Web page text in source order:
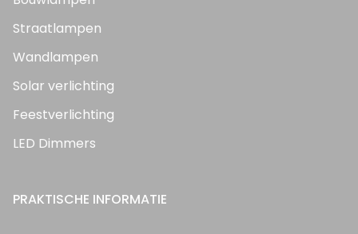
Straatlampen
Wandlampen
Solar verlichting
Feestverlichting
LED Dimmers
PRAKTISCHE INFORMATIE